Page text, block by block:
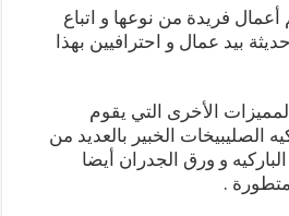
فريدة من نوعها و اتباع
بيد عمال و احترافيين بهذا
الأخرى التي يقوم
الصليبيخات الخبير بالعديد من
و ورق الجدران أيضا
.